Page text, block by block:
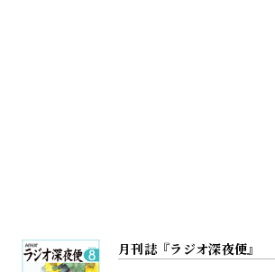
この記事をシェアする X